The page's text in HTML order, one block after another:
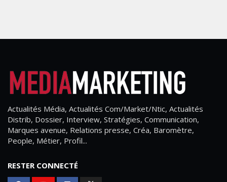
Actualités Média, Actualités Com/Market/Ntic, Actualités
Distrib, Dossier, Interview, Stratégies, Communication,
Marques avenue, Relations presse, Créa, Baromètre,
People, Métier, Profil...
RESTER CONNECTÉ